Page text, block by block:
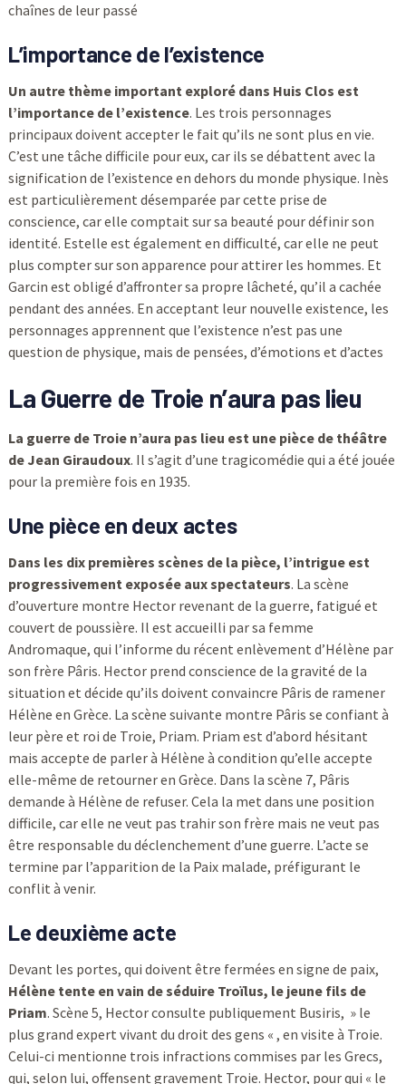
chaînes de leur passé
L’importance de l’existence
Un autre thème important exploré dans Huis Clos est
l’importance de l’existence. Les trois personnages
principaux doivent accepter le fait qu’ils ne sont plus en vie.
C’est une tâche difficile pour eux, car ils se débattent avec la
signification de l’existence en dehors du monde physique. Inès
est particulièrement désemparée par cette prise de
conscience, car elle comptait sur sa beauté pour définir son
identité. Estelle est également en difficulté, car elle ne peut
plus compter sur son apparence pour attirer les hommes. Et
Garcin est obligé d’affronter sa propre lâcheté, qu’il a cachée
pendant des années. En acceptant leur nouvelle existence, les
personnages apprennent que l’existence n’est pas une
question de physique, mais de pensées, d’émotions et d’actes
La Guerre de Troie n’aura pas lieu
La guerre de Troie n’aura pas lieu est une pièce de théâtre
de Jean Giraudoux. Il s’agit d’une tragicomédie qui a été jouée
pour la première fois en 1935.
Une pièce en deux actes
Dans les dix premières scènes de la pièce, l’intrigue est
progressivement exposée aux spectateurs. La scène
d’ouverture montre Hector revenant de la guerre, fatigué et
couvert de poussière. Il est accueilli par sa femme
Andromaque, qui l’informe du récent enlèvement d’Hélène par
son frère Pâris. Hector prend conscience de la gravité de la
situation et décide qu’ils doivent convaincre Pâris de ramener
Hélène en Grèce. La scène suivante montre Pâris se confiant à
leur père et roi de Troie, Priam. Priam est d’abord hésitant
mais accepte de parler à Hélène à condition qu’elle accepte
elle-même de retourner en Grèce. Dans la scène 7, Pâris
demande à Hélène de refuser. Cela la met dans une position
difficile, car elle ne veut pas trahir son frère mais ne veut pas
être responsable du déclenchement d’une guerre. L’acte se
termine par l’apparition de la Paix malade, préfigurant le
conflit à venir.
Le deuxième acte
Devant les portes, qui doivent être fermées en signe de paix,
Hélène tente en vain de séduire Troïlus, le jeune fils de
Priam. Scène 5, Hector consulte publiquement Busiris, » le
plus grand expert vivant du droit des gens « , en visite à Troie.
Celui-ci mentionne trois infractions commises par les Grecs,
qui, selon lui, offensent gravement Troie. Hector, pour qui « le